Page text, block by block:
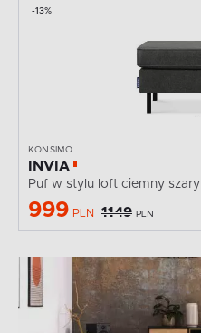
-13%
KONSIMO
INVIA
Puf w stylu loft ciemny szary
999 PLN 1149 PLN